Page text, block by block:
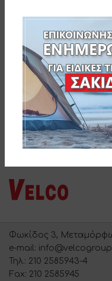
ΔΙΑΔΙΚΑΣΙΑ
Φωκίδος 3,
e-mail:
Τηλ.: 210 2585943-4
Fax: 210 2585945